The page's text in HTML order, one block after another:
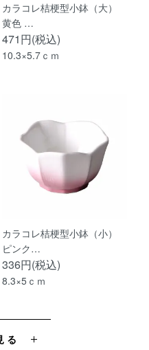
カラコレ桔梗型小鉢（大）
黄色 …
471円(税込)
10.3×5.7ｃｍ
カラコレ桔梗型小鉢（小）
ピンク…
336円(税込)
8.3×5ｃｍ
る